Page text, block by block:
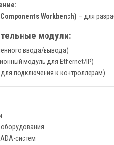
Workbench) – для
модули:
ввода/вывода)
модуль для Ethernet/IP)
для подключения к контроллерам)
систем